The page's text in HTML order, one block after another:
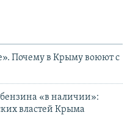
Почему в Крыму воюют с
«в наличии»:
властей Крыма